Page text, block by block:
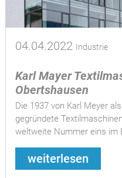
04.04.2022 Industrie
Karl Mayer
Obertshausen
Die 1937 von Karl Meyer
gegründete
weltweite Nummer eins im
weiterlesen